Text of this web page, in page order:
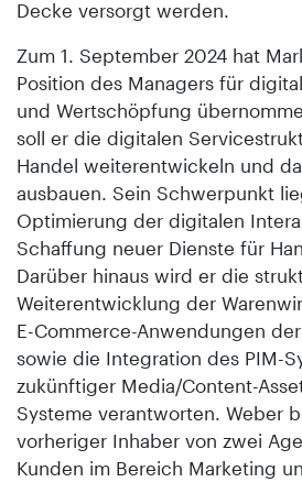
Decke versorgt werden.
Zum 1. September 2024 hat
Position des Managers für
und Wertschöpfung
soll er die digitalen
Handel weiterentwickeln und
ausbauen. Sein Schwerpunkt
Optimierung der digitalen
Schaffung neuer Dienste für
Darüber hinaus wird er die
Weiterentwicklung der
E-Commerce-Anwendungen
sowie die Integration des PIM-
zukünftiger Media/Content-
Systeme verantworten. Weber
vorheriger Inhaber von zwei
Kunden im Bereich Marketing